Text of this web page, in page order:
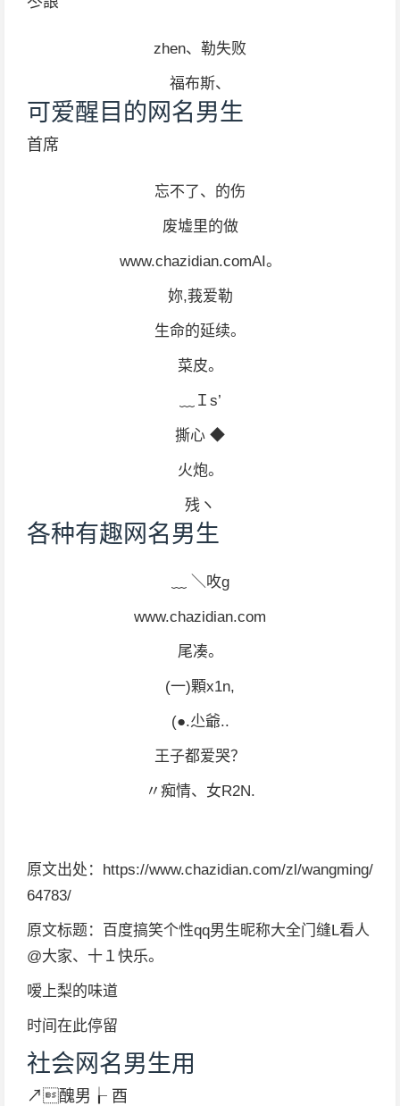
zhen、勒失败
福布斯、
可爱醒目的网名男生
首席
忘不了、的伤
废墟里的做
www.chazidian.comAI。
妳,莪爱勒
生命的延续。
菜皮。
﹏Ｉs’
撕心 ◆
火炮。
残ヽ
各种有趣网名男生
﹏ ＼呚g
www.chazidian.com
尾凑。
(一)顆x1n,
(●.尐爺..
王子都爱哭？
〃痴情、女R2N.
原文出处：https://www.chazidian.com/zl/wangming/
64783/
原文标题：百度搞笑个性qq男生昵称大全门缝L看人
@大家、十１快乐。
嗳上梨的味道
时间在此停留
社会网名男生用
↗醜男┟ 酉